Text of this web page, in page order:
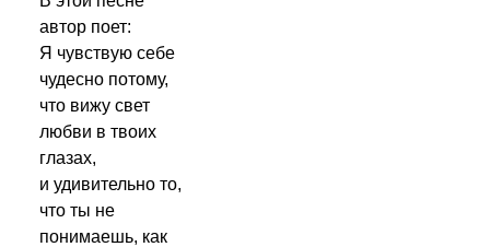
автор поет:
Я чувствую себе
чудесно потому,
что вижу свет
любви в твоих
глазах,
и удивительно то,
что ты не
понимаешь, как